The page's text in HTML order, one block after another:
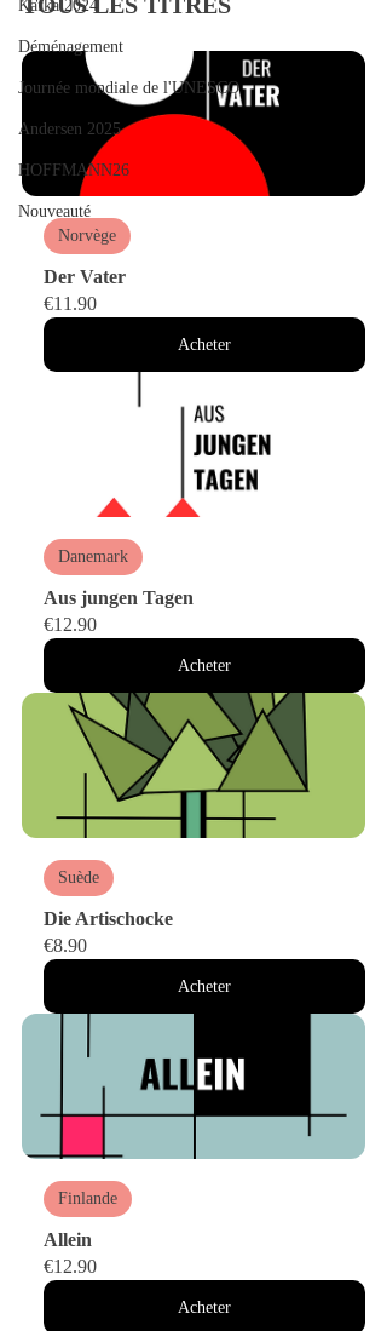
Kafka 2024
Déménagement
Journée mondiale de l'UNESCO
Andersen 2025
HOFFMANN26
Nouveauté
TOUS LES TITRES
Norvège
Der Vater
€11.90
Acheter
Danemark
Aus jungen Tagen
€12.90
Acheter
Suède
Die Artischocke
€8.90
Acheter
Finlande
Allein
€12.90
Acheter